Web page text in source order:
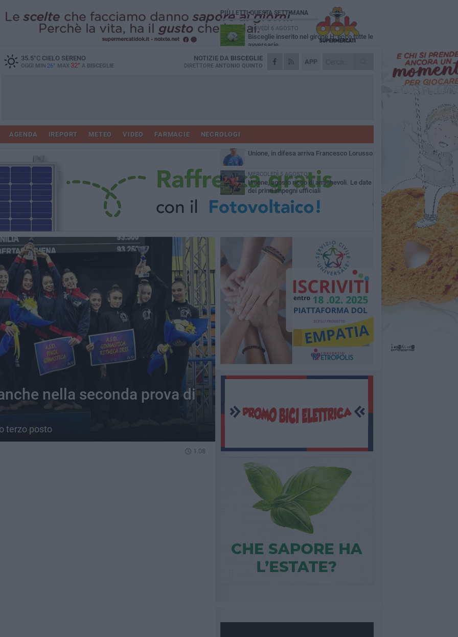
35.5°CCIELO SERENO
OGGI MIN 26° MAX 32° A BISCEGLIE
APP
NOTIZIE DA BISCEGLIE
DIRETTORE ANTONIO QUINTO
AGENDA IREPORT METEO VIDEO FARMACIE NECROLOGI
nella seconda prova di
terzo posto
1.08
PIÙ LETTI QUESTA SETTIMANA
GIOVEDÌ 6 AGOSTO
Bisceglie inserito nel girone H: ecco tutte le
avversarie
LUNEDÌ 3 AGOSTO
Simone Franceschi, una solida certezza
Unione, innesto per le corsie offensive:
MARTEDÌ 4 AGOSTO
Unione, in difesa arriva Francesco Lorusso
MERCOLEDÌ 5 AGOSTO
Unione, agosto ricco di amichevoli. Le date
dei primi impegni ufficiali